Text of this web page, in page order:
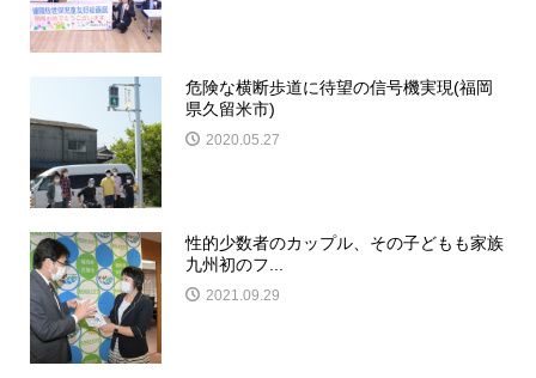
危険な横断歩道に待望の信号機実現(福岡
県久留米市)
2020.05.27
性的少数者のカップル、その子どもも家族
九州初のフ...
2021.09.29